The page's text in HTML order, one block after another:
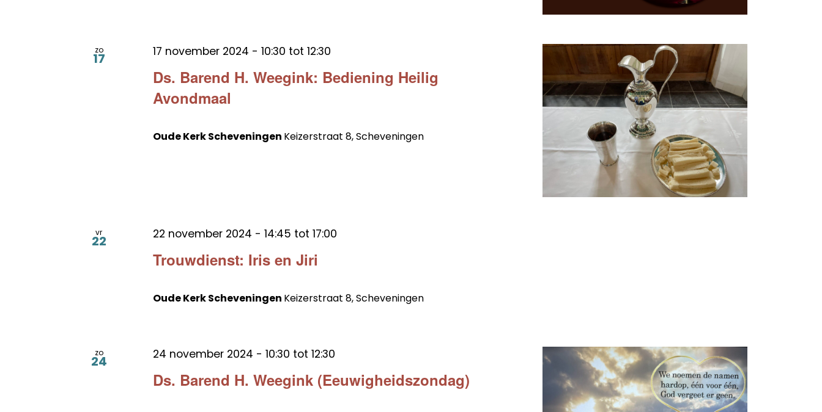
zo
17
Ds. Barend H. Weegink: Bediening Heilig
Avondmaal
17 november 2024 - 10:30 tot 12:30
Oude Kerk Scheveningen Keizerstraat 8, Scheveningen
vr
22
Trouwdienst: Iris en Jiri
22 november 2024 - 14:45 tot 17:00
Oude Kerk Scheveningen Keizerstraat 8, Scheveningen
zo
24
Ds. Barend H. Weegink (Eeuwigheidszondag)
24 november 2024 - 10:30 tot 12:30